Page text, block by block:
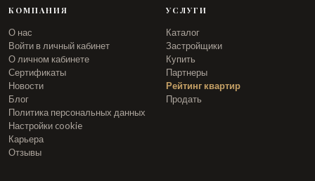
КОМПАНИЯ
О нас
Войти в личный кабинет
О личном кабинете
Сертификаты
Новости
Блог
Политика персональных данных
Настройки cookie
Карьера
Отзывы
УСЛУГИ
Каталог
Застройщики
Купить
Партнеры
Рейтинг квартир
Продать